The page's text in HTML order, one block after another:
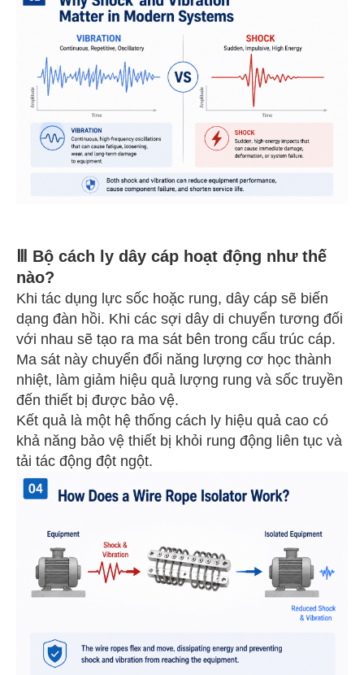
Ⅲ Bộ cách ly dây cáp hoạt động như thế
nào?
Khi tác dụng lực sốc hoặc rung, dây cáp sẽ biến
dạng đàn hồi. Khi các sợi dây di chuyển tương đối
với nhau sẽ tạo ra ma sát bên trong cấu trúc cáp.
Ma sát này chuyển đổi năng lượng cơ học thành
nhiệt, làm giảm hiệu quả lượng rung và sốc truyền
đến thiết bị được bảo vệ.
Kết quả là một hệ thống cách ly hiệu quả cao có
khả năng bảo vệ thiết bị khỏi rung động liên tục và
tải tác động đột ngột.